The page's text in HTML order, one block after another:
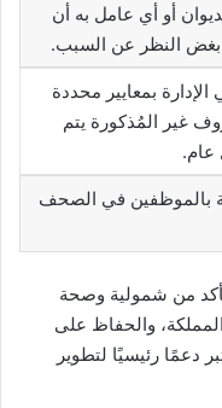
أو أي عامل به أن
بغض النظر عن السبب.
الإدارة بمعايير محددة
غير المُذكورة يتم
عام.
بالموظفين في الصحف
من شمولية وصحة
المملكة، والحفاظ على
دعمًا رئيسيًا لتطوير